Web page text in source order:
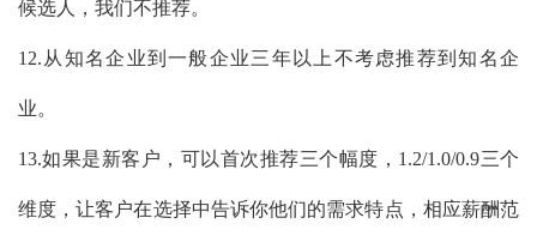
候选人，我们不推荐。
12.从知名企业到一般企业三年以上不考虑推荐到知名企
业。
13.如果是新客户，可以首次推荐三个幅度，1.2/1.0/0.9三个
维度，让客户在选择中告诉你他们的需求特点，相应薪酬范